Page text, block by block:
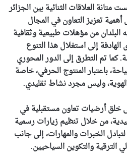
العلاقات الثنائية بين الجزائر
تعزيز التعاون في المجال
البلدان من مؤهلات طبيعية وثقافية
إلى استغلال هذا التنوع
كما تم التطرق إلى الدور المحوري
باعتبار المنتوج الحرفي، خاصة
وليس مجرد نشاط تقليدي.
خلق أرضيات تعاون مستقبلية في
من خلال تنظيم زيارات رسمية
الخبرات والمهارات، إلى جانب
الترقية والتكوين السياحيين.